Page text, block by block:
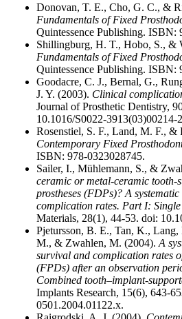
Donovan, T. E., Cho, G. C., &
Fundamentals of Fixed
Quintessence Publishing. ISBN:
Shillingburg, H. T., Hobo, S., &
Fundamentals of Fixed
Quintessence Publishing. ISBN:
Goodacre, C. J., Bernal, G.,
J. Y. (2003). Clinical
Journal of Prosthetic Dentistry,
10.1016/S0022-3913(03)00214-
Rosenstiel, S. F., Land, M. F., &
Contemporary Fixed
ISBN: 978-0323028745.
Sailer, I., Mühlemann, S., &
ceramic or metal-ceramic tooth-
prostheses (FDPs)? A
complication rates. Part I:
Materials, 28(1), 44-53. doi:
Pjetursson, B. E., Tan, K., Lang,
M., & Zwahlen, M. (2004).A
survival and complication rates
(FPDs) after an observation
Combined tooth–implant-
Implants Research, 15(6), 643-
0501.2004.01122.x.